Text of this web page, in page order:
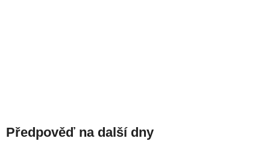
Předpověď na další dny